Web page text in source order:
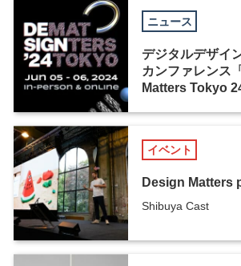
ニュース
デジタルデザイ
カンファレンス
Matters Tokyo
イベント
Design Matters
Shibuya Cast